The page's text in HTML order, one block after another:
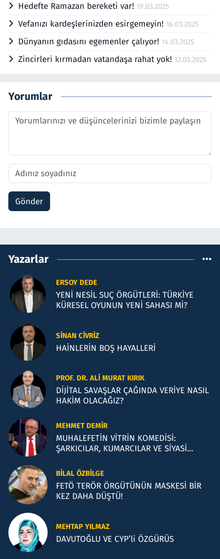
Hedefte Ramazan bereketi var! 19.03.2025
Vefanızı kardeşlerinizden esirgemeyin! 16.03.2025
Dünyanın gıdasını egemenler çalıyor! 14.03.2025
Zincirleri kırmadan vatandaşa rahat yok! 12.03.2025
Yorumlar
Gönder
Yazarlar
ERSOY DEDE
YENİ NESİL SUÇ ÖRGÜTLERİ: TÜRKİYE
KÜRESEL OYUNUN YENİ SAHASI Mİ?
SINAN CIVRIZ
HAİNLERİN BOŞ HAYALLERİ
PROF. DR. ALI MURAT KIRIK
DİJİTAL SAVAŞLAR ÇAĞINDA VERİYE NASIL
HAKİM OLACAĞIZ?
MEHMET DEMIR
MUHALEFETİN VİTRİN KOMEDİSİ:
ŞARKICILAR, KUMARCILAR VE SİYASİ
BILAL ÖZBILGE
FETÖ TERÖR ÖRGÜTÜNÜN MASKESİ BİR
KEZ DAHA DÜŞTÜ!
MEHTAP YILMAZ
DAVUTOĞLU VE CYP’li ÖZGÜRÜS